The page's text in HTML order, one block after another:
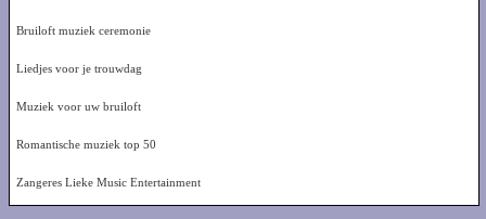
Bruiloft muziek ceremonie
Liedjes voor je trouwdag
Muziek voor uw bruiloft
Romantische muziek top 50
Zangeres Lieke Music Entertainment